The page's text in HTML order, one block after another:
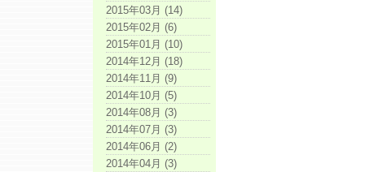
2015年03月 (14)
2015年02月 (6)
2015年01月 (10)
2014年12月 (18)
2014年11月 (9)
2014年10月 (5)
2014年08月 (3)
2014年07月 (3)
2014年06月 (2)
2014年04月 (3)